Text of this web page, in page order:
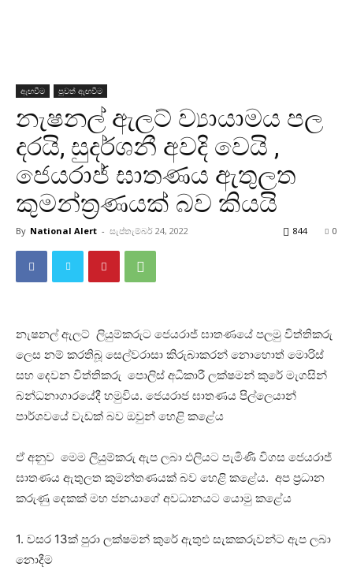
ඇඟවීම පුවත් ඇඟවීම
නැෂනල් ඇලට් ව්‍යායාමය පල
දරයි, සුදර්ශනී අවදි වෙයි ,
ජෙයරාජ් ඝාතණය ඇතුලත
කුමන්ත්‍රණයක් බව කියයි
By National Alert - සැප්තැම්බර් 24, 2022 0
844
නැෂනල් ඇලට් ලියුම්කරුට ජෙයරාජ් ඝාතණයේ පලමු විත්තිකරු
ලෙස නම් කරතිබූ සෙල්වරාසා කිරුබාකරන් නොහොත් මොරිස්
සහ දෙවන විත්තිකරු පොලිස් අධිකාරී ලක්ෂමන් කුරේ මැගසින්
බන්ධනාගාරයේදී හමුවිය. ජෙයරාජ ඝාතණය පිල්ලෙයාන්
පාර්ශවයේ වැඩක් බව ඔවුන් හෙළි කළේය
ඒ අනුව මෙම ලියුම්කරු ඇප ලබා එලියට පැමිණි විගස ජෙයරාජ්
ඝාතණය ඇතුලත කුමන්තණයක් බව හෙළි කළේය. අප ප්‍රධාන
කරුණු දෙකක් මහ ජනයාගේ අවධානයට යොමු කළේය
1. වසර 13ක් පුරා ලක්ෂමන් කුරේ ඇතුළු සැකකරුවන්ට ඇප ලබා
නොදීම